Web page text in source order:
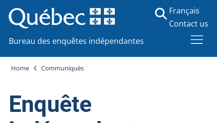
Bureau des enquêtes indépendantes
Français
Contact us
Home Communiqués
Enquête